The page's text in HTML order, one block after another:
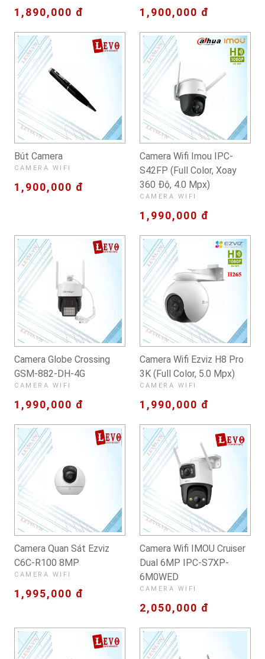
1,890,000 đ 1,900,000 đ
Bút Camera
CAMERA WIFI
1,900,000 đ
Camera Wifi Imou IPC-
S42FP (Full Color, Xoay
360 Độ, 4.0 Mpx)
CAMERA WIFI
1,990,000 đ
Camera Globe Crossing
GSM-882-DH-4G
CAMERA WIFI
1,990,000 đ
Camera Wifi Ezviz H8 Pro
3K (Full Color, 5.0 Mpx)
CAMERA WIFI
1,990,000 đ
Camera Quan Sát Ezviz
C6C-R100 8MP
CAMERA WIFI
1,995,000 đ
Camera Wifi IMOU Cruiser
Dual 6MP IPC-S7XP-
6M0WED
CAMERA WIFI
2,050,000 đ